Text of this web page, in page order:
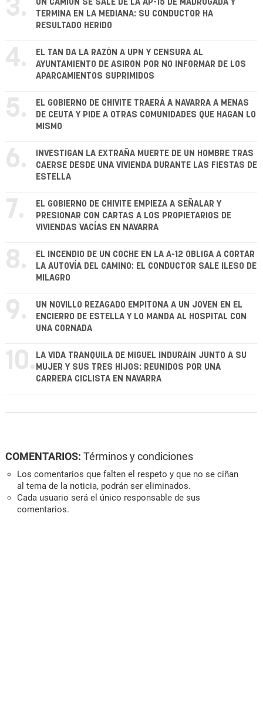
3.
UN CAMIÓN SE SALE DE LA AP-15 DE MADRUGADA Y
TERMINA EN LA MEDIANA: SU CONDUCTOR HA
RESULTADO HERIDO
4.
EL TAN DA LA RAZÓN A UPN Y CENSURA AL
AYUNTAMIENTO DE ASIRON POR NO INFORMAR DE LOS
APARCAMIENTOS SUPRIMIDOS
5.
EL GOBIERNO DE CHIVITE TRAERÁ A NAVARRA A MENAS
DE CEUTA Y PIDE A OTRAS COMUNIDADES QUE HAGAN LO
MISMO
6.
INVESTIGAN LA EXTRAÑA MUERTE DE UN HOMBRE TRAS
CAERSE DESDE UNA VIVIENDA DURANTE LAS FIESTAS DE
ESTELLA
7.
EL GOBIERNO DE CHIVITE EMPIEZA A SEÑALAR Y
PRESIONAR CON CARTAS A LOS PROPIETARIOS DE
VIVIENDAS VACÍAS EN NAVARRA
8.
EL INCENDIO DE UN COCHE EN LA A-12 OBLIGA A CORTAR
LA AUTOVÍA DEL CAMINO: EL CONDUCTOR SALE ILESO DE
MILAGRO
9.
UN NOVILLO REZAGADO EMPITONA A UN JOVEN EN EL
ENCIERRO DE ESTELLA Y LO MANDA AL HOSPITAL CON
UNA CORNADA
10. LA VIDA TRANQUILA DE MIGUEL INDURÁIN JUNTO A SU
MUJER Y SUS TRES HIJOS: REUNIDOS POR UNA
CARRERA CICLISTA EN NAVARRA
COMENTARIOS: Términos y condiciones
Los comentarios que falten el respeto y que no se ciñan
al tema de la noticia, podrán ser eliminados.
Cada usuario será el único responsable de sus
comentarios.